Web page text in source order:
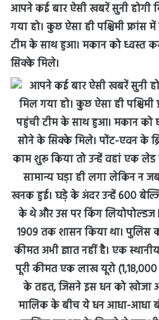
आपने कई बार ऐसी खबरें सुनी होगी
गया हो। कुछ ऐसा ही पश्चिमी
टीम के साथ हुआ। मकान को ध्वस्त
सिक्के मिले।